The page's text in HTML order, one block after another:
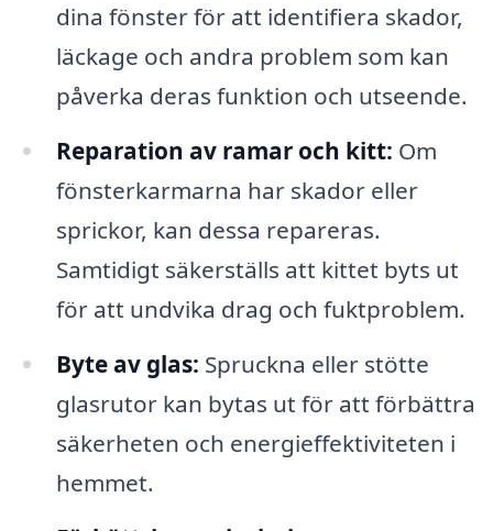
dina fönster för att identifiera skador,
läckage och andra problem som kan
påverka deras funktion och utseende.
Reparation av ramar och kitt: Om
fönsterkarmarna har skador eller
sprickor, kan dessa repareras.
Samtidigt säkerställs att kittet byts ut
för att undvika drag och fuktproblem.
Byte av glas: Spruckna eller stötte
glasrutor kan bytas ut för att förbättra
säkerheten och energieffektiviteten i
hemmet.